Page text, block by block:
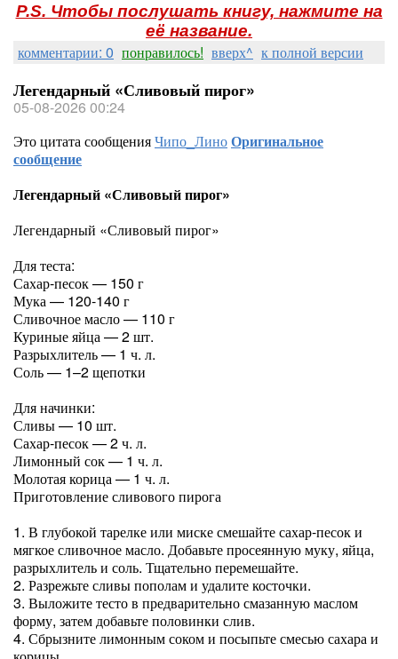
P.S. Чтобы послушать книгу, нажмите на
её название.
комментарии: 0 понравилось! вверх^ к полной версии
Легендарный «Сливовый пирог»
05-08-2026 00:24
Это цитата сообщенияЧипо_ЛиноОригинальное
сообщение
Легендарный «Сливовый пирог»
Легендарный «Сливовый пирог»
Для теста:
Сахар-песок — 150 г
Мука — 120-140 г
Сливочное масло — 110 г
Куриные яйца — 2 шт.
Разрыхлитель — 1 ч. л.
Соль — 1–2 щепотки
Для начинки:
Сливы — 10 шт.
Сахар-песок — 2 ч. л.
Лимонный сок — 1 ч. л.
Молотая корица — 1 ч. л.
Приготовление сливового пирога
1. В глубокой тарелке или миске смешайте сахар-песок и
мягкое сливочное масло. Добавьте просеянную муку, яйца,
разрыхлитель и соль. Тщательно перемешайте.
2. Разрежьте сливы пополам и удалите косточки.
3. Выложите тесто в предварительно смазанную маслом
форму, затем добавьте половинки слив.
4. Сбрызните лимонным соком и посыпьте смесью сахара и